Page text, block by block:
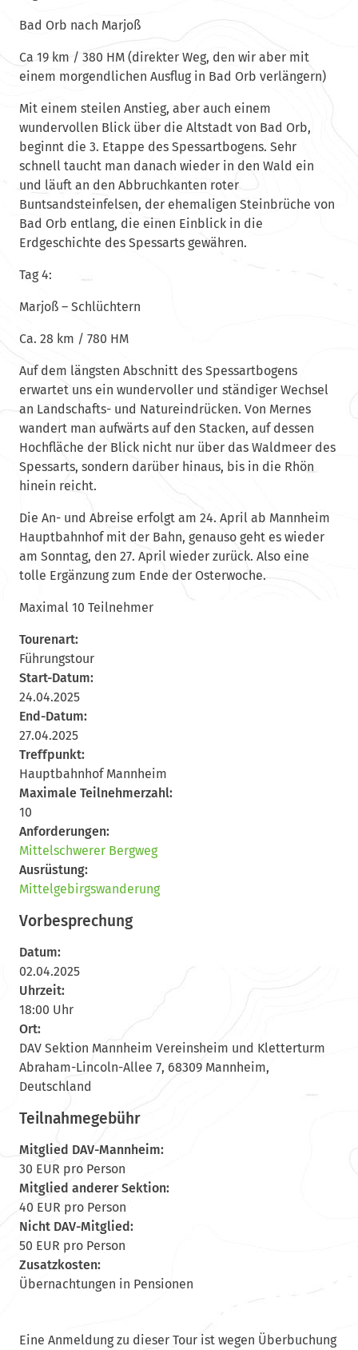
Bad Orb nach Marjoß
Ca 19 km / 380 HM (direkter Weg, den wir aber mit
einem morgendlichen Ausflug in Bad Orb verlängern)
Mit einem steilen Anstieg, aber auch einem
wundervollen Blick über die Altstadt von Bad Orb,
beginnt die 3. Etappe des Spessartbogens. Sehr
schnell taucht man danach wieder in den Wald ein
und läuft an den Abbruchkanten roter
Buntsandsteinfelsen, der ehemaligen Steinbrüche von
Bad Orb entlang, die einen Einblick in die
Erdgeschichte des Spessarts gewähren.
Tag 4:
Marjoß – Schlüchtern
Ca. 28 km / 780 HM
Auf dem längsten Abschnitt des Spessartbogens
erwartet uns ein wundervoller und ständiger Wechsel
an Landschafts- und Natureindrücken. Von Mernes
wandert man aufwärts auf den Stacken, auf dessen
Hochfläche der Blick nicht nur über das Waldmeer des
Spessarts, sondern darüber hinaus, bis in die Rhön
hinein reicht.
Die An- und Abreise erfolgt am 24. April ab Mannheim
Hauptbahnhof mit der Bahn, genauso geht es wieder
am Sonntag, den 27. April wieder zurück. Also eine
tolle Ergänzung zum Ende der Osterwoche.
Maximal 10 Teilnehmer
Tourenart:
Führungstour
Start-Datum:
24.04.2025
End-Datum:
27.04.2025
Treffpunkt:
Hauptbahnhof Mannheim
Maximale Teilnehmerzahl:
10
Anforderungen:
Mittelschwerer Bergweg
Ausrüstung:
Mittelgebirgswanderung
Vorbesprechung
Datum:
02.04.2025
Uhrzeit:
18:00 Uhr
Ort:
DAV Sektion Mannheim Vereinsheim und Kletterturm
Abraham-Lincoln-Allee 7, 68309 Mannheim,
Deutschland
Teilnahmegebühr
Mitglied DAV-Mannheim:
30 EUR pro Person
Mitglied anderer Sektion:
40 EUR pro Person
Nicht DAV-Mitglied:
50 EUR pro Person
Zusatzkosten:
Übernachtungen in Pensionen
Eine Anmeldung zu dieser Tour ist wegen Überbuchung